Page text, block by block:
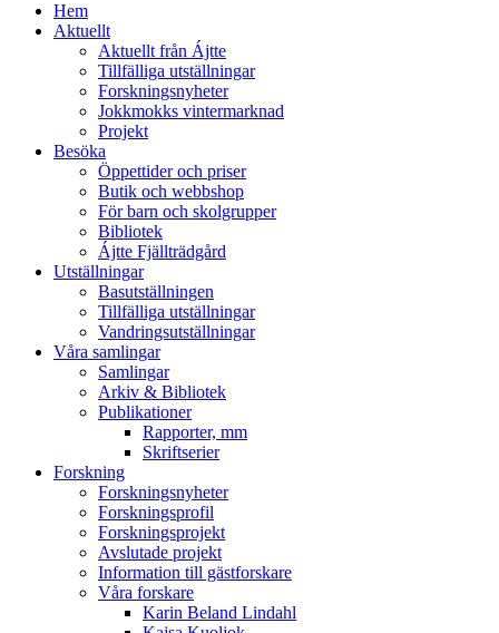
Hem
Aktuellt
Aktuellt från Ájtte
Tillfälliga utställningar
Forskningsnyheter
Jokkmokks vintermarknad
Projekt
Besöka
Öppettider och priser
Butik och webbshop
För barn och skolgrupper
Bibliotek
Ájtte Fjällträdgård
Utställningar
Basutställningen
Tillfälliga utställningar
Vandringsutställningar
Våra samlingar
Samlingar
Arkiv & Bibliotek
Publikationer
Rapporter, mm
Skriftserier
Forskning
Forskningsnyheter
Forskningsprofil
Forskningsprojekt
Avslutade projekt
Information till gästforskare
Våra forskare
Karin Beland Lindahl